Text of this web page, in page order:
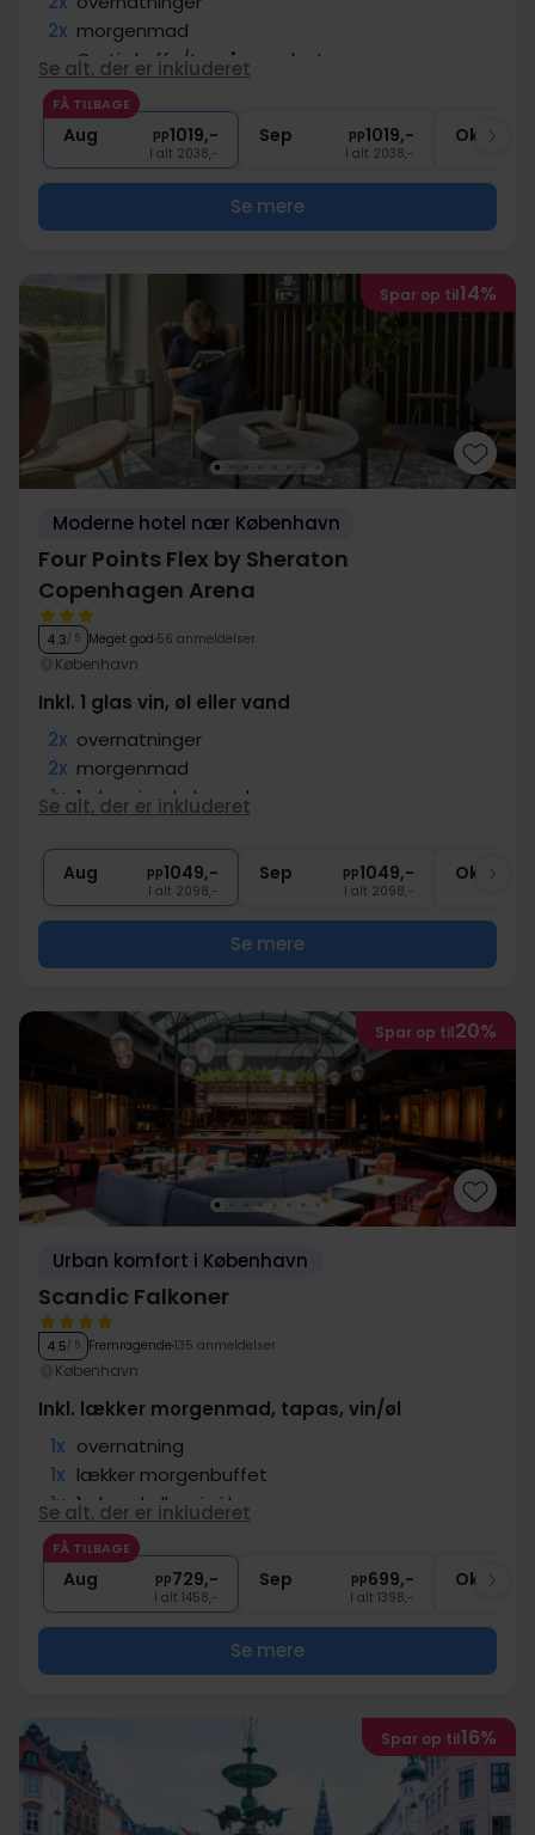
2x morgenmad
∞
Gratis kaffe/te på værelset
∞ Gratis internet og parkering
∞ Central beliggenhed
Se alt, der er inkluderet
FÅ TILBAGE
Aug pp1019,-
I alt 2038,-
Sep pp1019,-
I alt 2038,-
Okt
Se mere
Spar op til14%
Moderne hotel nær København
Four Points Flex by Sheraton
Copenhagen Arena
4.3/ 5 Meget god 56 anmeldelser
København
Inkl. 1 glas vin, øl eller vand
2x overnatninger
2x morgenmad
1x 1 glas vin, øl el. vand
∞ Gratis internet
Se alt, der er inkluderet
Aug pp1049,-
I alt 2098,-
Sep pp1049,-
I alt 2098,-
Okt
Se mere
Spar op til20%
Urban komfort i København
Scandic Falkoner
4.5/ 5 Fremragende135 anmeldelser
København
Inkl. lækker morgenmad, tapas, vin/øl
1x overnatning
1x lækker morgenbuffet
1x 1 glas øl eller vin i baren
1x Tapas
1x kaffe to go
Se alt, der er inkluderet
FÅ TILBAGE
Aug pp729,-
I alt 1458,-
Sep pp699,-
I alt 1398,-
Okt
Se mere
Spar op til16%